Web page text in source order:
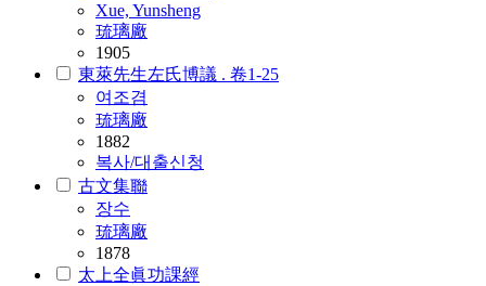
Xue, Yunsheng
琉璃廠
1905
東萊先生左氏博議 . 卷1-25
여조겸
琉璃廠
1882
복사/대출신청
古文集聯
장수
琉璃廠
1878
太上全眞功課經